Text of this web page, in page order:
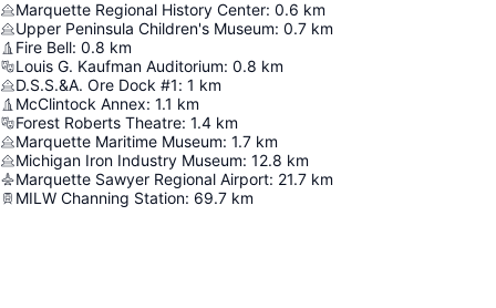
Marquette Regional History Center: 0.6 km
Upper Peninsula Children's Museum: 0.7 km
Fire Bell: 0.8 km
Louis G. Kaufman Auditorium: 0.8 km
D.S.S.&A. Ore Dock #1: 1 km
McClintock Annex: 1.1 km
Forest Roberts Theatre: 1.4 km
Marquette Maritime Museum: 1.7 km
Michigan Iron Industry Museum: 12.8 km
Marquette Sawyer Regional Airport: 21.7 km
MILW Channing Station: 69.7 km